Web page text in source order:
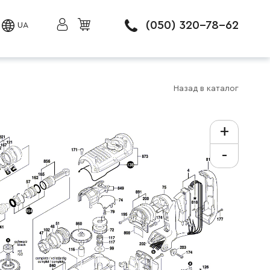
UA (050) 320-78-62
Назад в каталог
+
-